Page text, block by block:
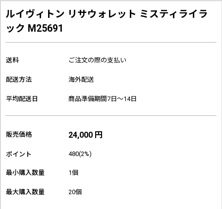
ルイヴィトン リサウォレット ミスティライラ
ック M25691
送料 ご注文の際の支払い
配送方法 海外配送
平均配送日 商品準備期間7日～14日
販売価格 24,000 円
ポイント 480(2%)
最小購入数量 1個
最大購入数量 20個